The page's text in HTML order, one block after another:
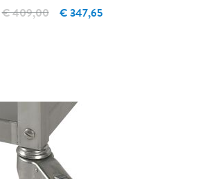
€ 347,65
€ 409,00